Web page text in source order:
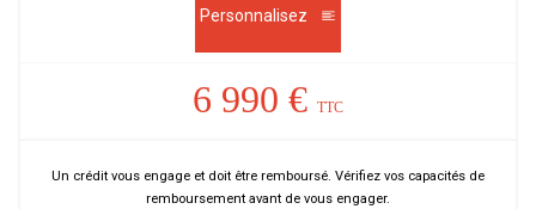
Personnalisez
6 990 € TTC
Un crédit vous engage et doit être remboursé. Vérifiez vos capacités de
remboursement avant de vous engager.